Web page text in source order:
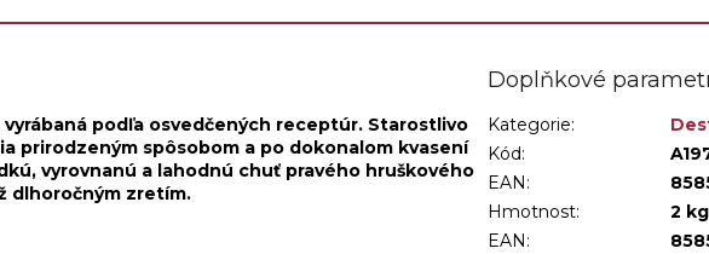
podľa osvedčených receptúr. Starostlivo
prirodzeným spôsobom a po dokonalom kvasení
vyrovnanú a lahodnú chuť pravého hruškového
dlhoročným zretím.
Doplňkové
Kategorie:
Kód:
EAN:
Hmotnost:
2 kg
EAN :